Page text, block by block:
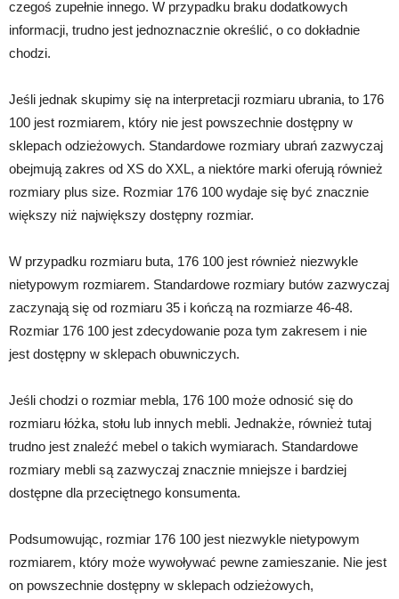
czegoś zupełnie innego. W przypadku braku dodatkowych
informacji, trudno jest jednoznacznie określić, o co dokładnie
chodzi.
Jeśli jednak skupimy się na interpretacji rozmiaru ubrania, to 176
100 jest rozmiarem, który nie jest powszechnie dostępny w
sklepach odzieżowych. Standardowe rozmiary ubrań zazwyczaj
obejmują zakres od XS do XXL, a niektóre marki oferują również
rozmiary plus size. Rozmiar 176 100 wydaje się być znacznie
większy niż największy dostępny rozmiar.
W przypadku rozmiaru buta, 176 100 jest również niezwykle
nietypowym rozmiarem. Standardowe rozmiary butów zazwyczaj
zaczynają się od rozmiaru 35 i kończą na rozmiarze 46-48.
Rozmiar 176 100 jest zdecydowanie poza tym zakresem i nie
jest dostępny w sklepach obuwniczych.
Jeśli chodzi o rozmiar mebla, 176 100 może odnosić się do
rozmiaru łóżka, stołu lub innych mebli. Jednakże, również tutaj
trudno jest znaleźć mebel o takich wymiarach. Standardowe
rozmiary mebli są zazwyczaj znacznie mniejsze i bardziej
dostępne dla przeciętnego konsumenta.
Podsumowując, rozmiar 176 100 jest niezwykle nietypowym
rozmiarem, który może wywoływać pewne zamieszanie. Nie jest
on powszechnie dostępny w sklepach odzieżowych,